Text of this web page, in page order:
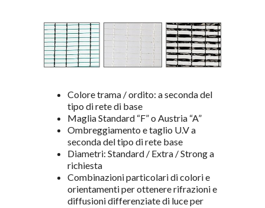
Colore trama / ordito: a seconda del
tipo di rete di base
Maglia Standard “F” o Austria “A”
Ombreggiamento e taglio U.V a
seconda del tipo di rete base
Diametri: Standard / Extra / Strong a
richiesta
Combinazioni particolari di colori e
orientamenti per ottenere rifrazioni e
diffusioni differenziate di luce per